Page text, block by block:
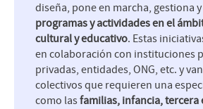
diseña, pone en marcha, gestiona
programas y actividades en el
cultural y educativo. Estas
en colaboración con instituciones
privadas, entidades, ONG, etc. y
colectivos que requieren una
como lasfamilias, infancia, tercera